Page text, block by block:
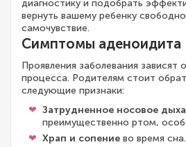
диагностику и подобрать
вернуть вашему ребенку
самочувствие.
Симптомы аденоидита
Проявления заболевания
процесса. Родителям стоит
следующие признаки:
Затрудненное носовое
преимущественно ртом,
Храп и сопение во время сна.